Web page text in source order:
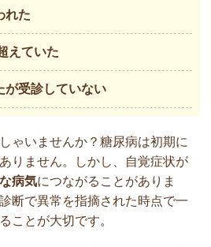
れた
えていた
が受診していない
ゃいませんか？糖尿病は初期に
りません。しかし、自覚症状が
病気につながることがありま
断で異常を指摘された時点で一
ことが大切です。